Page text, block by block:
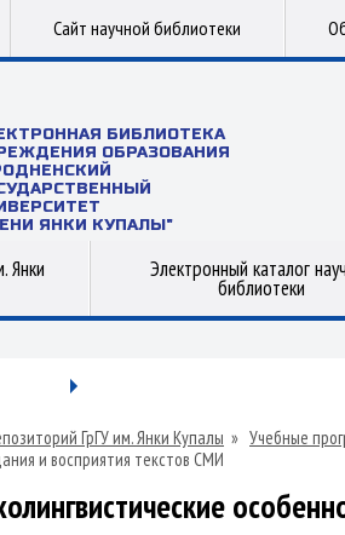
Сайт научной библиотеки
БИБЛИОТЕКА
ОБРАЗОВАНИЯ
ЯНКИ КУПАЛЫ"
Янки Электронный каталог
библиотеки
ГрГУ им. Янки Купалы » Учебные
и восприятия текстов СМИ